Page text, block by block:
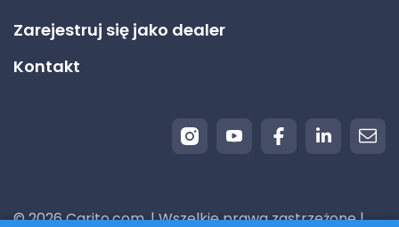
Zarejestruj się jako dealer
Kontakt
© 2026 Carito.com. | Wszelkie prawa zastrzeżone |